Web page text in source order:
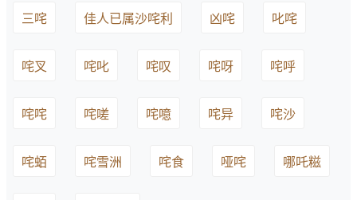
三咤 佳人已属沙咤利 凶咤 叱咤
咤叉 咤叱 咤叹 咤呀 咤呼
咤咤 咤嗟 咤噫 咤异 咤沙
咤蛨 咤雪洲 咤食 哑咤 哪吒糍